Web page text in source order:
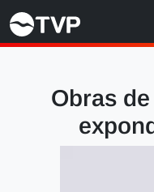
Obras